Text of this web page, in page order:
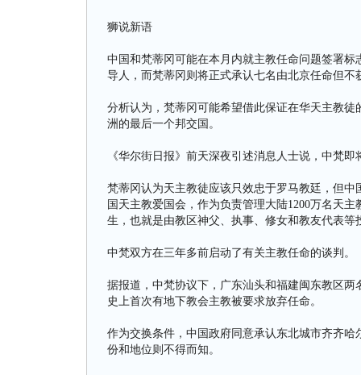
狮说新语
中国和梵蒂冈可能在本月内就主教任命问题签署
导人，而梵蒂冈则将正式承认七名由北京任命但不
分析认为，梵蒂冈可能希望借此保证在华天主教
洲的最后一个邦交国。
《华尔街日报》前天深夜引述消息人士说，中梵
梵蒂冈认为天主教徒应该只效忠于罗马教廷，但
国天主教爱国会，作为负责管理大陆1200万名天
生，也就是由教区神父、执事、修女和教友代表等
中梵双方在三年多前启动了有关主教任命的谈判。
据报道，中梵协议下，广东汕头和福建闽东教区
史上首次有地下教会主教被要求放弃任命。
作为交换条件，中国政府同意承认东北城市齐齐
份和地位则不得而知。